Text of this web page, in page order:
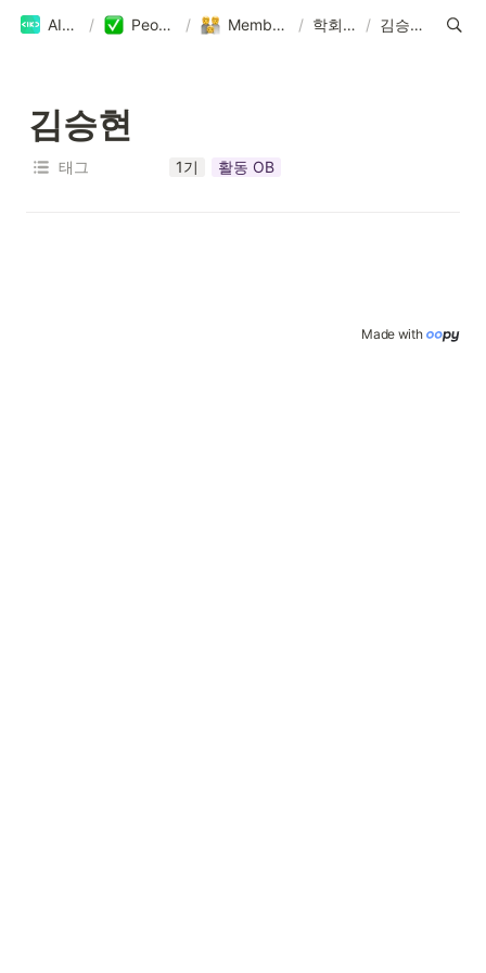
AIKU / People / Members / 학회원 / 김승현
김승현
태그 1기 활동 OB
Made with